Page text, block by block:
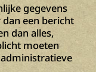
gegevens
een bericht
dan alles,
moeten